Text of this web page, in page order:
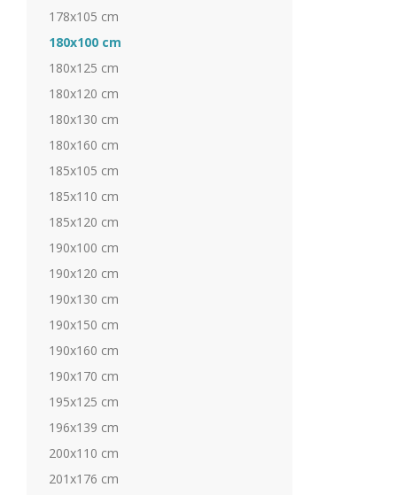
178x105 cm
180x100 cm
180x125 cm
180x120 cm
180x130 cm
180x160 cm
185x105 cm
185x110 cm
185x120 cm
190x100 cm
190x120 cm
190x130 cm
190x150 cm
190x160 cm
190x170 cm
195x125 cm
196x139 cm
200x110 cm
201x176 cm